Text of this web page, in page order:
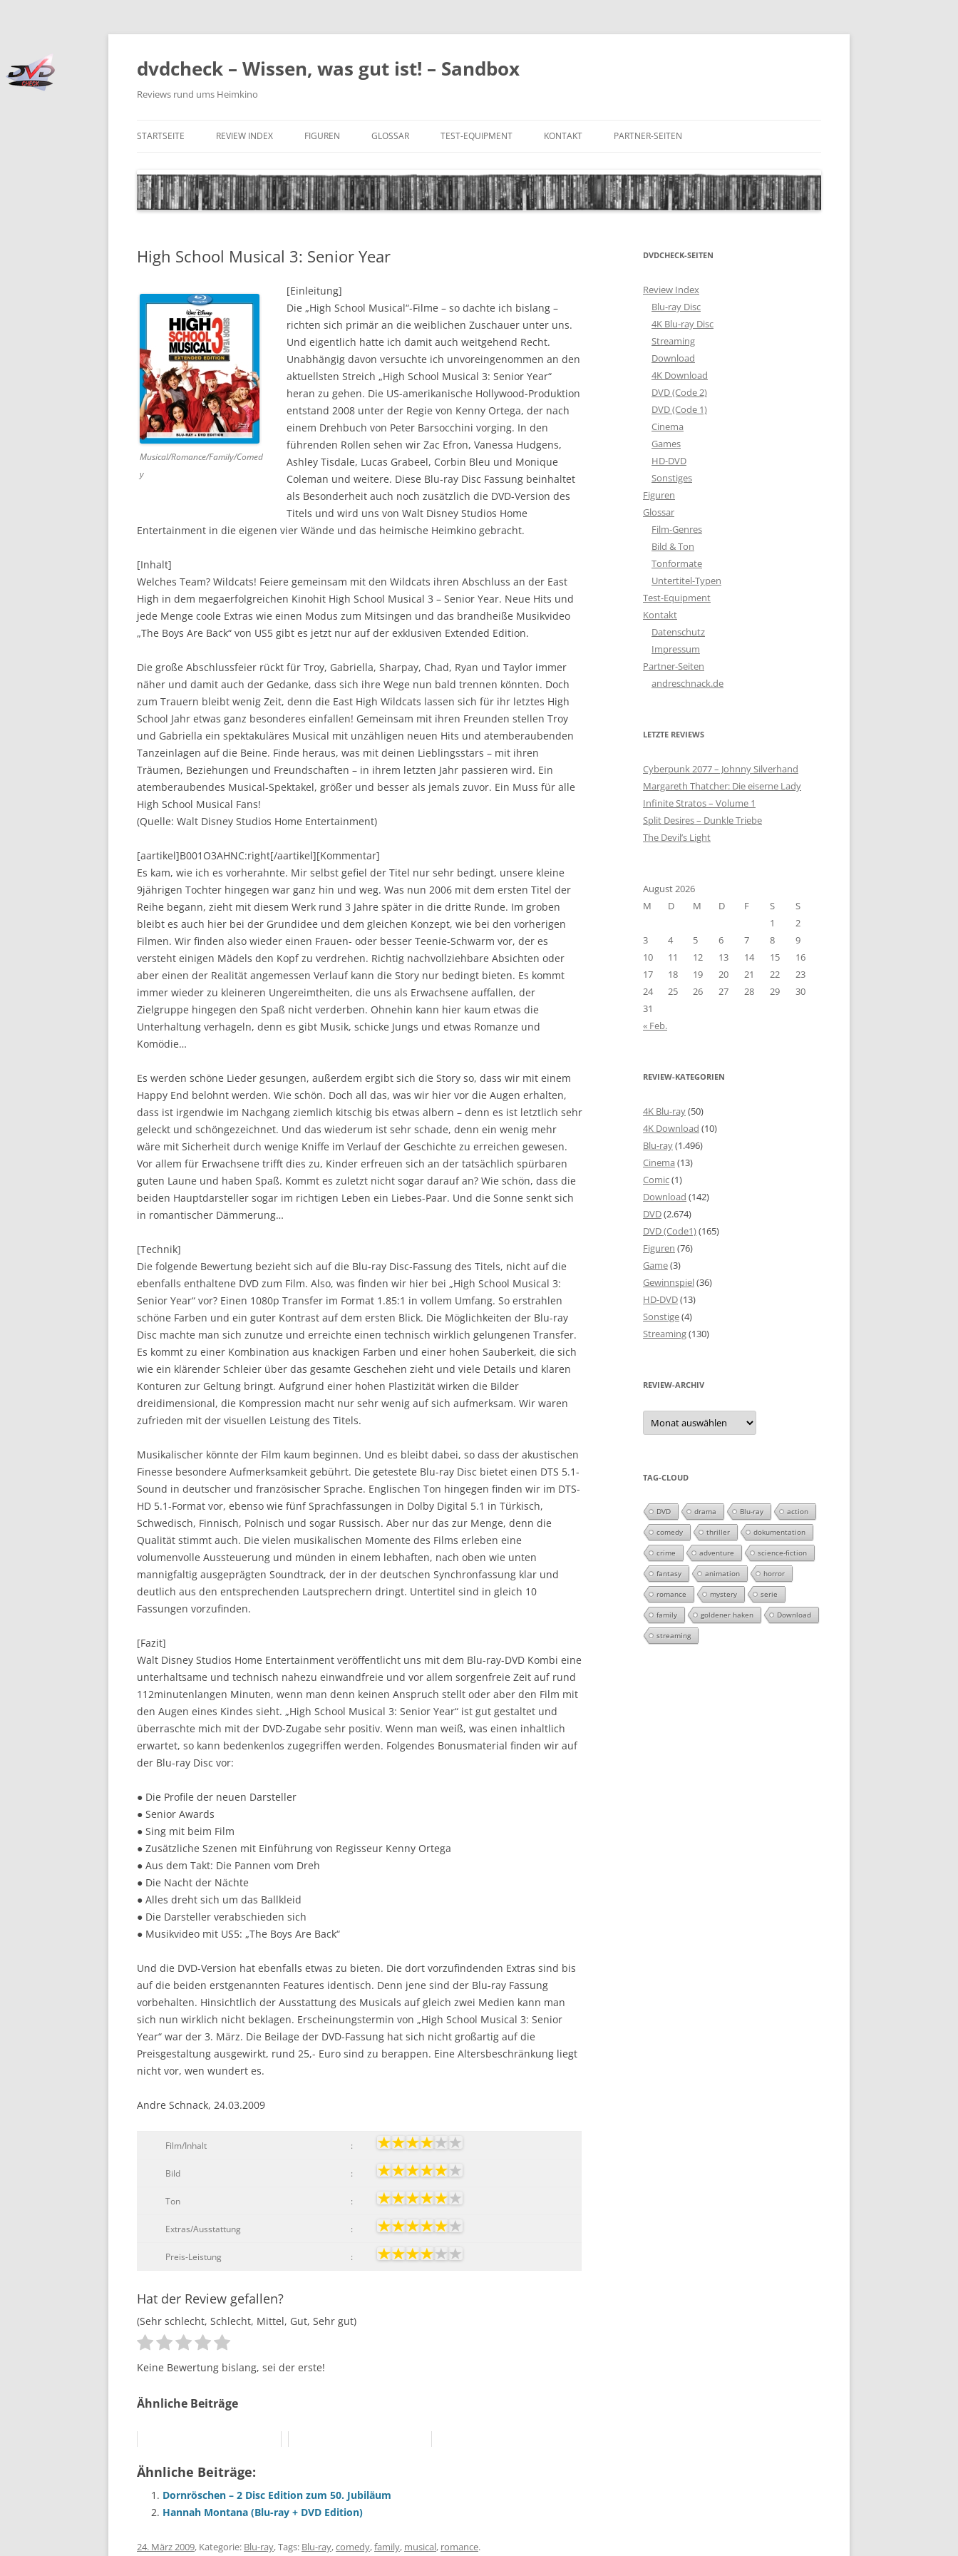
Zum
springen
dvdcheck – Wissen, was gut ist! – Sandbox
Reviews rund ums Heimkino
STARTSEITE REVIEW INDEX
4K BLU-RAY DISC
DOWNLOAD
DVD (CODE 1)
CINEMA
GAMES
HD-DVD
SONSTIGES
FIGUREN GLOSSAR
BILD & TON
UNTERTITEL-TYPEN
TEST-EQUIPMENT KONTAKT
IMPRESSUM
PARTNER-SEITEN
High School Musical 3: Senior Year
Musical/Romance/Family/Comed
y
[Einleitung]
Die „High School Musical“-Filme – so dachte ich bislang –
richten sich primär an die weiblichen Zuschauer unter uns.
Und eigentlich hatte ich damit auch weitgehend Recht.
Unabhängig davon versuchte ich unvoreingenommen an den
aktuellsten Streich „High School Musical 3: Senior Year“
heran zu gehen. Die US-amerikanische Hollywood-Produktion
entstand 2008 unter der Regie von Kenny Ortega, der nach
einem Drehbuch von Peter Barsocchini vorging. In den
führenden Rollen sehen wir Zac Efron, Vanessa Hudgens,
Ashley Tisdale, Lucas Grabeel, Corbin Bleu und Monique
Coleman und weitere. Diese Blu-ray Disc Fassung beinhaltet
als Besonderheit auch noch zusätzlich die DVD-Version des
Titels und wird uns von Walt Disney Studios Home
Entertainment in die eigenen vier Wände und das heimische Heimkino gebracht.
[Inhalt]
Welches Team? Wildcats! Feiere gemeinsam mit den Wildcats ihren Abschluss an der East
High in dem megaerfolgreichen Kinohit High School Musical 3 – Senior Year. Neue Hits und
jede Menge coole Extras wie einen Modus zum Mitsingen und das brandheiße Musikvideo
„The Boys Are Back“ von US5 gibt es jetzt nur auf der exklusiven Extended Edition.
Die große Abschlussfeier rückt für Troy, Gabriella, Sharpay, Chad, Ryan und Taylor immer
näher und damit auch der Gedanke, dass sich ihre Wege nun bald trennen könnten. Doch
zum Trauern bleibt wenig Zeit, denn die East High Wildcats lassen sich für ihr letztes High
School Jahr etwas ganz besonderes einfallen! Gemeinsam mit ihren Freunden stellen Troy
und Gabriella ein spektakuläres Musical mit unzähligen neuen Hits und atemberaubenden
Tanzeinlagen auf die Beine. Finde heraus, was mit deinen Lieblingsstars – mit ihren
Träumen, Beziehungen und Freundschaften – in ihrem letzten Jahr passieren wird. Ein
atemberaubendes Musical-Spektakel, größer und besser als jemals zuvor. Ein Muss für alle
High School Musical Fans!
(Quelle: Walt Disney Studios Home Entertainment)
[aartikel]B001O3AHNC:right[/aartikel][Kommentar]
Es kam, wie ich es vorherahnte. Mir selbst gefiel der Titel nur sehr bedingt, unsere kleine
9jährigen Tochter hingegen war ganz hin und weg. Was nun 2006 mit dem ersten Titel der
Reihe begann, zieht mit diesem Werk rund 3 Jahre später in die dritte Runde. Im groben
bleibt es auch hier bei der Grundidee und dem gleichen Konzept, wie bei den vorherigen
Filmen. Wir finden also wieder einen Frauen- oder besser Teenie-Schwarm vor, der es
versteht einigen Mädels den Kopf zu verdrehen. Richtig nachvollziehbare Absichten oder
aber einen der Realität angemessen Verlauf kann die Story nur bedingt bieten. Es kommt
immer wieder zu kleineren Ungereimtheiten, die uns als Erwachsene auffallen, der
Zielgruppe hingegen den Spaß nicht verderben. Ohnehin kann hier kaum etwas die
Unterhaltung verhageln, denn es gibt Musik, schicke Jungs und etwas Romanze und
Komödie…
Es werden schöne Lieder gesungen, außerdem ergibt sich die Story so, dass wir mit einem
Happy End belohnt werden. Wie schön. Doch all das, was wir hier vor die Augen erhalten,
dass ist irgendwie im Nachgang ziemlich kitschig bis etwas albern – denn es ist letztlich sehr
geleckt und schöngezeichnet. Und das wiederum ist sehr schade, denn ein wenig mehr
wäre mit Sicherheit durch wenige Kniffe im Verlauf der Geschichte zu erreichen gewesen.
Vor allem für Erwachsene trifft dies zu, Kinder erfreuen sich an der tatsächlich spürbaren
guten Laune und haben Spaß. Kommt es zuletzt nicht sogar darauf an? Wie schön, dass die
beiden Hauptdarsteller sogar im richtigen Leben ein Liebes-Paar. Und die Sonne senkt sich
in romantischer Dämmerung…
[Technik]
Die folgende Bewertung bezieht sich auf die Blu-ray Disc-Fassung des Titels, nicht auf die
ebenfalls enthaltene DVD zum Film. Also, was finden wir hier bei „High School Musical 3:
Senior Year“ vor? Einen 1080p Transfer im Format 1.85:1 in vollem Umfang. So erstrahlen
schöne Farben und ein guter Kontrast auf dem ersten Blick. Die Möglichkeiten der Blu-ray
Disc machte man sich zunutze und erreichte einen technisch wirklich gelungenen Transfer.
Es kommt zu einer Kombination aus knackigen Farben und einer hohen Sauberkeit, die sich
wie ein klärender Schleier über das gesamte Geschehen zieht und viele Details und klaren
Konturen zur Geltung bringt. Aufgrund einer hohen Plastizität wirken die Bilder
dreidimensional, die Kompression macht nur sehr wenig auf sich aufmerksam. Wir waren
zufrieden mit der visuellen Leistung des Titels.
Musikalischer könnte der Film kaum beginnen. Und es bleibt dabei, so dass der akustischen
Finesse besondere Aufmerksamkeit gebührt. Die getestete Blu-ray Disc bietet einen DTS 5.1-
Sound in deutscher und französischer Sprache. Englischen Ton hingegen finden wir im DTS-
HD 5.1-Format vor, ebenso wie fünf Sprachfassungen in Dolby Digital 5.1 in Türkisch,
Schwedisch, Finnisch, Polnisch und sogar Russisch. Aber nur das zur Menge, denn die
Qualität stimmt auch. Die vielen musikalischen Momente des Films erleben eine
volumenvolle Aussteuerung und münden in einem lebhaften, nach oben wie unten
mannigfaltig ausgeprägten Soundtrack, der in der deutschen Synchronfassung klar und
deutlich aus den entsprechenden Lautsprechern dringt. Untertitel sind in gleich 10
Fassungen vorzufinden.
[Fazit]
Walt Disney Studios Home Entertainment veröffentlicht uns mit dem Blu-ray-DVD Kombi eine
unterhaltsame und technisch nahezu einwandfreie und vor allem sorgenfreie Zeit auf rund
112minutenlangen Minuten, wenn man denn keinen Anspruch stellt oder aber den Film mit
den Augen eines Kindes sieht. „High School Musical 3: Senior Year“ ist gut gestaltet und
überraschte mich mit der DVD-Zugabe sehr positiv. Wenn man weiß, was einen inhaltlich
erwartet, so kann bedenkenlos zugegriffen werden. Folgendes Bonusmaterial finden wir auf
der Blu-ray Disc vor:
● Die Profile der neuen Darsteller
● Senior Awards
● Sing mit beim Film
● Zusätzliche Szenen mit Einführung von Regisseur Kenny Ortega
● Aus dem Takt: Die Pannen vom Dreh
● Die Nacht der Nächte
● Alles dreht sich um das Ballkleid
● Die Darsteller verabschieden sich
● Musikvideo mit US5: „The Boys Are Back“
Und die DVD-Version hat ebenfalls etwas zu bieten. Die dort vorzufindenden Extras sind bis
auf die beiden erstgenannten Features identisch. Denn jene sind der Blu-ray Fassung
vorbehalten. Hinsichtlich der Ausstattung des Musicals auf gleich zwei Medien kann man
sich nun wirklich nicht beklagen. Erscheinungstermin von „High School Musical 3: Senior
Year“ war der 3. März. Die Beilage der DVD-Fassung hat sich nicht großartig auf die
Preisgestaltung ausgewirkt, rund 25,- Euro sind zu berappen. Eine Altersbeschränkung liegt
nicht vor, wen wundert es.
Andre Schnack, 24.03.2009
Film/Inhalt :
Bild :
Ton :
Extras/Ausstattung :
Preis-Leistung :
Hat der Review gefallen?
(Sehr schlecht, Schlecht, Mittel, Gut, Sehr gut)
Keine Bewertung bislang, sei der erste!
Ähnliche Beiträge
Ähnliche Beiträge:
Dornröschen – 2 Disc Edition zum 50. Jubiläum
Hannah Montana (Blu-ray + DVD Edition)
24. März 2009, Kategorie: Blu-ray, Tags: Blu-ray,comedy,family, musical, romance.
DVDCHECK-SEITEN
Review Index
Blu-ray Disc
4K Blu-ray Disc
Streaming
Download
4K Download
DVD (Code 2)
DVD (Code 1)
Cinema
Games
HD-DVD
Sonstiges
Figuren
Glossar
Film-Genres
Bild & Ton
Tonformate
Untertitel-Typen
Test-Equipment
Kontakt
Datenschutz
Impressum
Partner-Seiten
andreschnack.de
LETZTE REVIEWS
Cyberpunk 2077 – Johnny Silverhand
Margareth Thatcher: Die eiserne Lady
Infinite Stratos – Volume 1
Split Desires – Dunkle Triebe
The Devil’s Light
August 2026
M
D M D F S
S
1
2
3
4 5 6 7 8
9
10
11 12 13 14 15
16
17
18 19 20 21 22
23
24
25 26 27 28 29
30
31
« Feb.
REVIEW-KATEGORIEN
4K Blu-ray(50)
4K Download (10)
Blu-ray(1.496)
Cinema (13)
Comic(1)
Download (142)
DVD(2.674)
DVD (Code1)(165)
Figuren (76)
Game(3)
Gewinnspiel(36)
HD-DVD(13)
Sonstige(4)
Streaming(130)
REVIEW-ARCHIV
Review-
Archiv
TAG-CLOUD
DVD drama Blu-ray action
comedy thriller dokumentation
crime adventure science-fiction
fantasy animation horror
romance mystery serie
family goldener haken Download
streaming